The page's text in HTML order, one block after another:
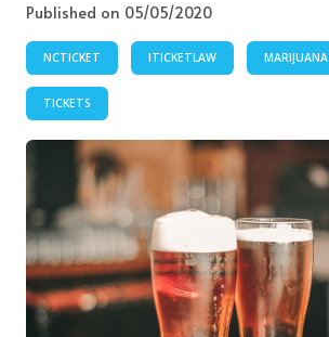
Published on 05/05/2020
NCTICKET ITICKETLAW MARIJUANA
TICKETS